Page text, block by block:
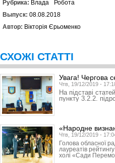
Рубрика: Влада
Робота
Выпуск: 08.08.2018
Автор: Вікторія Єрьоменко
СХОЖІ СТАТТІ
Увага! Чергова
Чтв, 19/12/2019 -
На підставі
пункту 3.2.2.
«Народне
Чтв, 19/12/2019 -
Голова обласної
лауреатів
холі «Сади